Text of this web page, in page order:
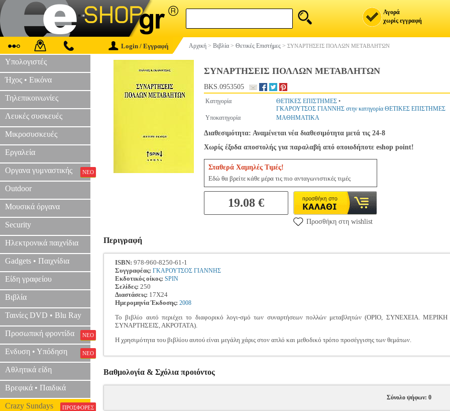
Αγορά
χωρίς εγγραφή
Login / Εγγραφή Αρχική > Βιβλία > Θετικές Επιστήμες > ΣΥΝΑΡΤΗΣΕΙΣ ΠΟΛΛΩΝ ΜΕΤΑΒΛΗΤΩΝ
Υπολογιστές
Ήχος • Εικόνα
Τηλεπικοινωνίες
Λευκές συσκευές
Μικροσυσκευές
Εργαλεία
Οργανα γυμναστικής ΝΕΟ
Outdoor
Μουσικά όργανα
Security
Ηλεκτρονικά παιχνίδια
Gadgets • Παιχνίδια
Είδη γραφείου
Βιβλία
Ταινίες DVD • Blu Ray
Προσωπική φροντίδα ΝΕΟ
Ενδυση • Υπόδηση ΝΕΟ
Αθλητικά είδη
Βρεφικά • Παιδικά
Crazy Sundays ΠΡΟΣΦΟΡΕΣ
ΣΥΝΑΡΤΗΣΕΙΣ ΠΟΛΛΩΝ ΜΕΤΑΒΛΗΤΩΝ
BKS.0953505
Κατηγορία ΘΕΤΙΚΕΣ ΕΠΙΣΤΗΜΕΣ •
ΓΚΑΡΟΥΤΣΟΣ ΓΙΑΝΝΗΣ στην κατηγορία ΘΕΤΙΚΕΣ ΕΠΙΣΤΗΜΕΣ
Υποκατηγορία
ΜΑΘΗΜΑΤΙΚΑ
Διαθεσιμότητα: Αναμένεται νέα διαθεσιμότητα μετά τις 24-8
Χωρίς έξοδα αποστολής για παραλαβή από οποιοδήποτε eshop point!
Σταθερά Χαμηλές Τιμές!
Εδώ θα βρείτε κάθε μέρα τις πιο ανταγωνιστικές τιμές
19.08 €
Προσθήκη στη wishlist
Περιγραφή
ISBN: 978-960-8250-61-1
Συγγραφέας: ΓΚΑΡΟΥΤΣΟΣ ΓΙΑΝΝΗΣ
Εκδοτικός οίκος: SPIN
Σελίδες: 250
Διαστάσεις: 17Χ24
Ημερομηνία Έκδοσης: 2008
Το βιβλίο αυτό περιέχει το διαφορικό λογι-σμό των συναρτήσεων πολλών μεταβλητών (ΟΡΙΟ, ΣΥΝΕΧΕΙΑ.
ΣΥΝΑΡΤΗΣΕΙΣ, ΑΚΡΟΤΑΤΑ).
Η χρησιμότητα του βιβλίου αυτού είναι μεγάλη χάρις στον απλό και μεθοδικό τρόπο προσέγγισης των θεμάτων.
Βαθμολογία & Σχόλια προιόντος
Σύνολο ψήφων: 0